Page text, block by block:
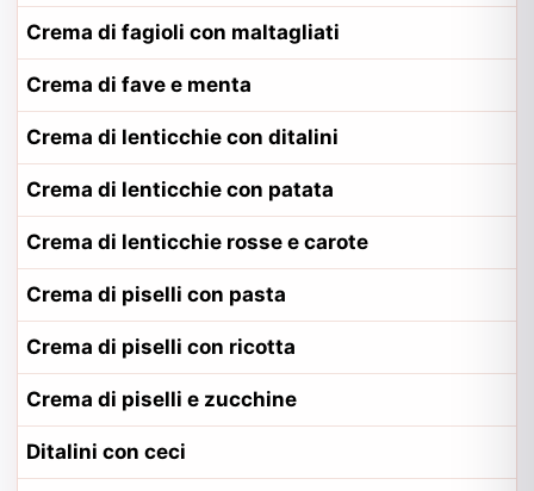
Crema di fagioli con maltagliati
Crema di fave e menta
Crema di lenticchie con ditalini
Crema di lenticchie con patata
Crema di lenticchie rosse e carote
Crema di piselli con pasta
Crema di piselli con ricotta
Crema di piselli e zucchine
Ditalini con ceci